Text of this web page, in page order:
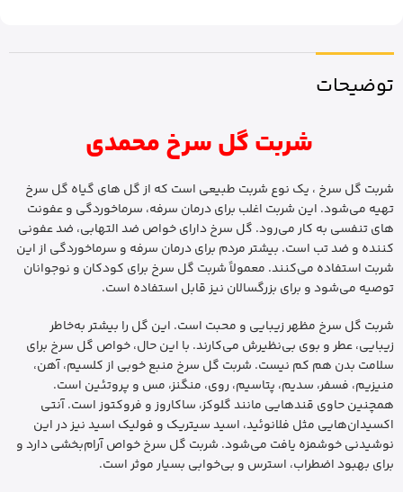
توضیحات
شربت گل سرخ محمدی
شربت گل سرخ ، یک نوع شربت طبیعی است که از گل های گیاه گل سرخ
تهیه می‌شود. این شربت اغلب برای درمان سرفه، سرماخوردگی و عفونت
های تنفسی به کار می‌رود. گل سرخ دارای خواص ضد التهابی، ضد عفونی
کننده و ضد تب است. بیشتر مردم برای درمان سرفه و سرماخوردگی از این
شربت استفاده می‌کنند. معمولاً شربت گل سرخ برای کودکان و نوجوانان
توصیه می‌شود و برای بزرگسالان نیز قابل استفاده است.
شربت گل سرخ مظهر زیبایی و محبت است. این گل را بیشتر به‌خاطر
زیبایی، عطر و بوی بی‌نظیرش می‌کارند. با این حال، خواص گل سرخ برای
سلامت بدن هم کم نیست. شربت گل سرخ منبع خوبی از کلسیم، آهن،
منیزیم، فسفر، سدیم، پتاسیم، روی، منگنز، مس و پروتئین است.
همچنین حاوی قندهایی مانند گلوکز، ساکاروز و فروکتوز است. آنتی
اکسیدان‌هایی مثل فلانوئید، اسید سیتریک و فولیک اسید نیز در این
نوشیدنی خوشمزه یافت می‌شود. شربت گل سرخ خواص آرام‌بخشی دارد و
برای بهبود اضطراب، استرس و بی‌خوابی بسیار موثر است.